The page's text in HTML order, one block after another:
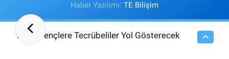
Haber Yazılımı: TE Bilişim
10:21 Gençlere Tecrübeliler Yol Gösterecek